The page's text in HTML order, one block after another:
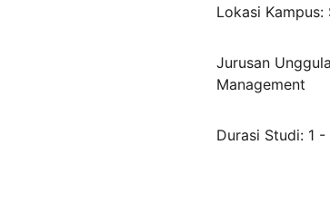
Lokasi
Jurusan
Management
Durasi Studi: 1 -